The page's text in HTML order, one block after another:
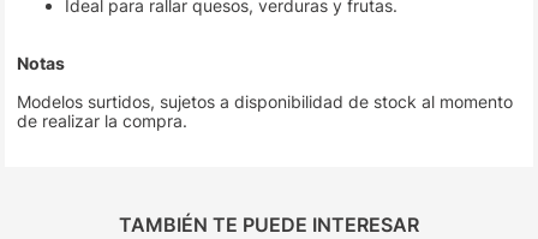
Ideal para rallar quesos, verduras y frutas.
Notas
Modelos surtidos, sujetos a disponibilidad de stock al momento
de realizar la compra.
TAMBIÉN TE PUEDE INTERESAR